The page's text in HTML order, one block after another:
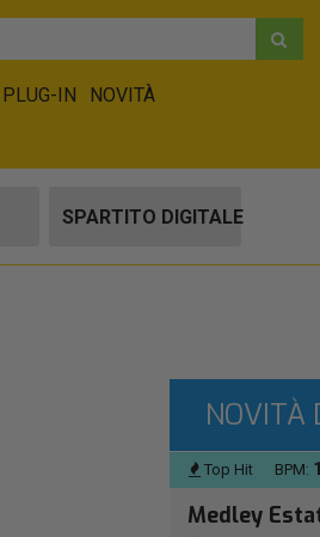
PLUG-IN
NOVITÀ
SPARTITO DIGITALE
NOVITÀ
Top Hit BPM:
Medley